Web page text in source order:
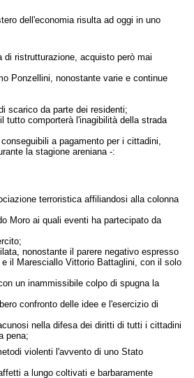
dell'economia risulta ad oggi in uno
ristrutturazione, acquisto però mai
Ponzellini, nonostante varie e continue
scarico da parte dei residenti;
tutto comporterà l'inagibilità della strada
a pagamento per i cittadini,
la stagione areniana -:
terroristica affiliandosi alla colonna
Moro ai quali eventi ha partecipato da
nonostante il parere negativo espresso
il Maresciallo Vittorio Battaglini, con il solo
un inammissibile colpo di spugna la
confronto delle idee e l'esercizio di
nella difesa dei diritti di tutti i cittadini
pena;
violenti l'avvento di uno Stato
a lungo coltivati e barbaramente